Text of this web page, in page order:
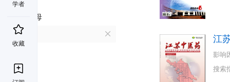
学者
收藏
首字母
江
影响
搜索